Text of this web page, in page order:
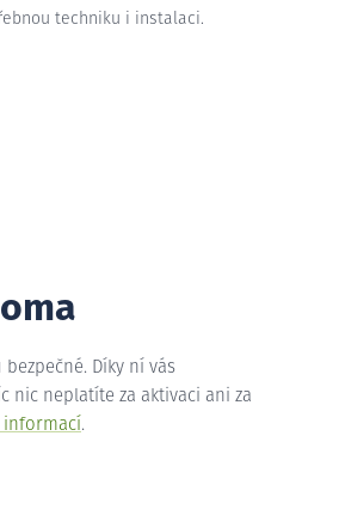
techniku i instalaci.
Díky ní vás
nic neplatíte za aktivaci ani za
informací.